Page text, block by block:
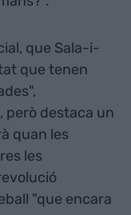
que Sala-i-
que tenen
però destaca un
quan les
les
"que encara